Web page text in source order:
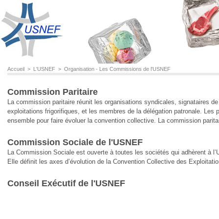
Accueil > L'USNEF > Organisation - Les Commissions de l'USNEF
Commission Paritaire
La commission paritaire réunit les organisations syndicales, signataires
exploitations frigorifiques, et les membres de la délégation patronale. Les
ensemble pour faire évoluer la convention collective. La commission
Commission Sociale de l'USNEF
La Commission Sociale est ouverte à toutes les sociétés qui adhèrent à
Elle définit les axes d’évolution de la Convention Collective des
Conseil Exécutif de l'USNEF